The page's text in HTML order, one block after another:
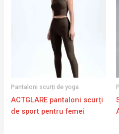
Pantaloni scurți de yoga
ACTGLARE pantaloni scurți
de sport pentru femei